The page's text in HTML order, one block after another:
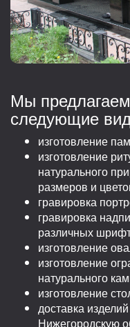
Мы
следующие
изготовление
изготовление
натурального
размеров и
гравировка
гравировка
различных
изготовление
изготовление
натурального
изготовление
доставка
Нижегородскую